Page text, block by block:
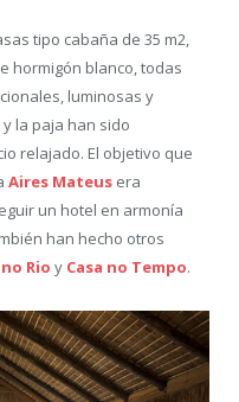
tipo cabaña de 35 m2,
hormigón blanco, todas
luminosas y
la paja han sido
relajado. El objetivo que
Aires Mateus era
un hotel en armonía
han hecho otros
Rio y Casa no Tempo.